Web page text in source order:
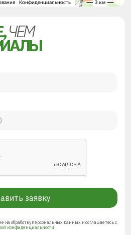
ЧЕМ
заявку
на обработку персональных данных и соглашаетесь с
конфиденциальности